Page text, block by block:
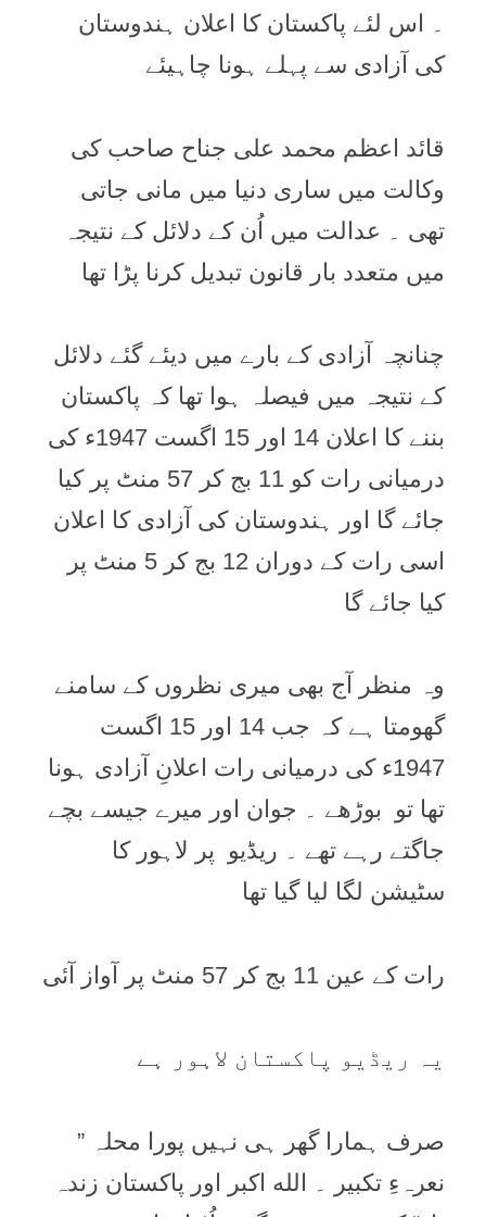
۔ اس لئے پاکستان کا اعلان ہندوستان
کی آزادی سے پہلے ہونا چاہیئے
قائد اعظم محمد علی جناح صاحب کی
وکالت میں ساری دنیا میں مانی جاتی
تھی ۔ عدالت میں اُن کے دلائل کے نتیجہ
میں متعدد بار قانون تبدیل کرنا پڑا تھا
چنانچہ آزادی کے بارے میں دیئے گئے دلائل
کے نتیجہ میں فیصلہ ہوا تھا کہ پاکستان
بننے کا اعلان 14 اور 15 اگست 1947ء کی
درمیانی رات کو 11 بج کر 57 منٹ پر کیا
جائے گا اور ہندوستان کی آزادی کا اعلان
اسی رات کے دوران 12 بج کر 5 منٹ پر
کیا جائے گا
وہ منظر آج بھی میری نظروں کے سامنے
گھومتا ہے کہ جب 14 اور 15 اگست
1947ء کی درمیانی رات اعلانِ آزادی ہونا
تھا تو بوڑھے ۔ جوان اور میرے جیسے بچے
جاگتے رہے تھے ۔ ریڈیو پر لاہور کا
سٹیشن لگا لیا گیا تھا
رات کے عین 11 بج کر 57 منٹ پر آواز آئی
یہ ریڈیو پاکستان لاہور ہے
صرف ہمارا گھر ہی نہیں پورا محلہ ”
نعرہءِ تکبیر ۔ الله اكبر اور پاکستان زندہ